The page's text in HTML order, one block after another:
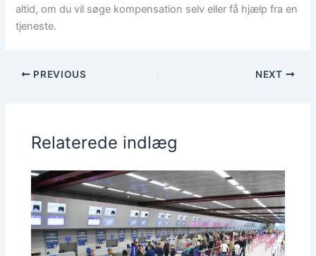
altid, om du vil søge kompensation selv eller få hjælp fra en
tjeneste.
PREVIOUS NEXT
Relaterede indlæg